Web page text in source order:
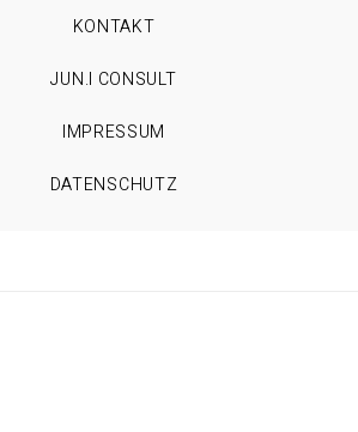
KONTAKT
JUN.I CONSULT
IMPRESSUM
DATENSCHUTZ